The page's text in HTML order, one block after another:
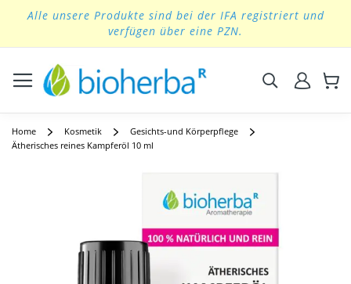
to
Alle unsere Produkte sind bei der IFA registriert und
verfügen über eine PZN.
Suchen
Home Kosmetik
Gesichts-und Körperpflege
Ätherisches reines Kampferöl 10 ml